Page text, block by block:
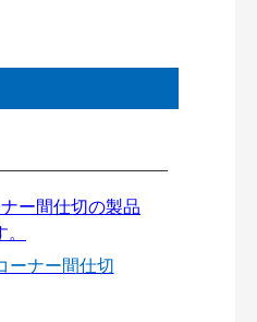
ーナー間仕切